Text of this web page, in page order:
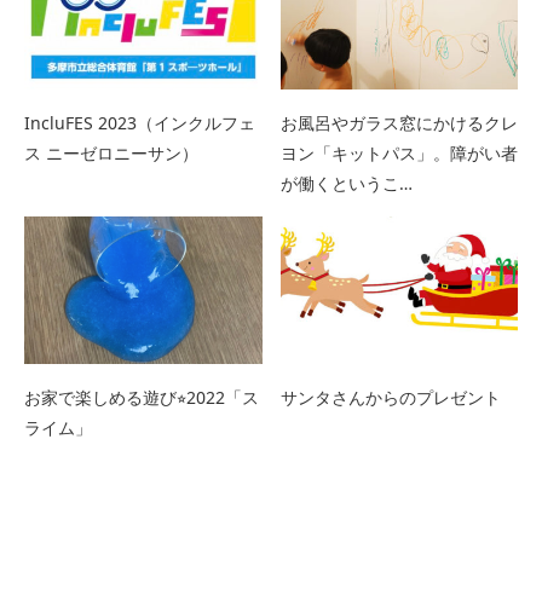
IncluFES 2023（インクルフェ
ス ニーゼロニーサン）
お風呂やガラス窓にかけるクレ
ヨン「キットパス」。障がい者
が働くというこ…
お家で楽しめる遊び⭐︎2022「ス
ライム」
サンタさんからのプレゼント